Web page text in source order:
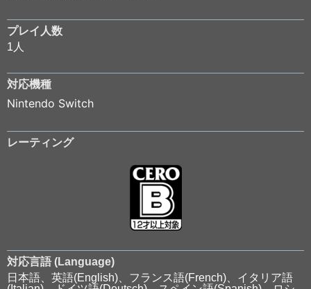
プレイ人数
1人
対応機種
Nintendo Switch
レーティング
対応言語 (Language)
日本語、英語(English)、フランス語(French)、イタリア語